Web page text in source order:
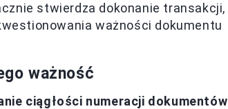
stwierdza dokonanie transakcji,
ważności dokumentu
ważność
ciągłości numeracji dokumentów